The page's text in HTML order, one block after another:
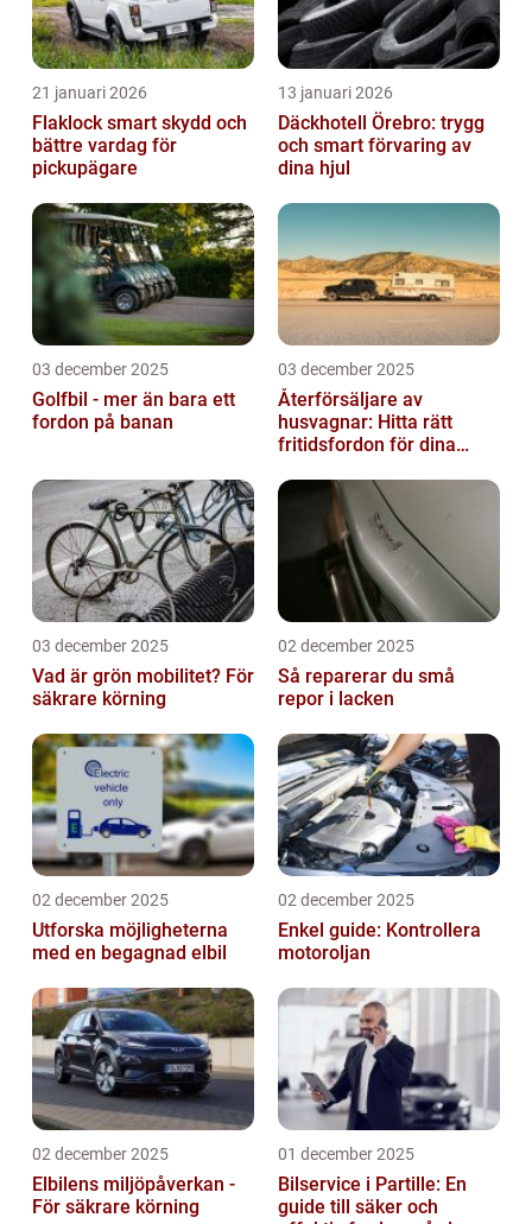
21 januari 2026
Flaklock smart skydd och
bättre vardag för
pickupägare
13 januari 2026
Däckhotell Örebro: trygg
och smart förvaring av
dina hjul
03 december 2025
Golfbil - mer än bara ett
fordon på banan
03 december 2025
Återförsäljare av
husvagnar: Hitta rätt
fritidsfordon för dina
03 december 2025
Vad är grön mobilitet? För
säkrare körning
02 december 2025
Så reparerar du små
repor i lacken
02 december 2025
Utforska möjligheterna
med en begagnad elbil
02 december 2025
Enkel guide: Kontrollera
motoroljan
02 december 2025
Elbilens miljöpåverkan -
För säkrare körning
01 december 2025
Bilservice i Partille: En
guide till säker och